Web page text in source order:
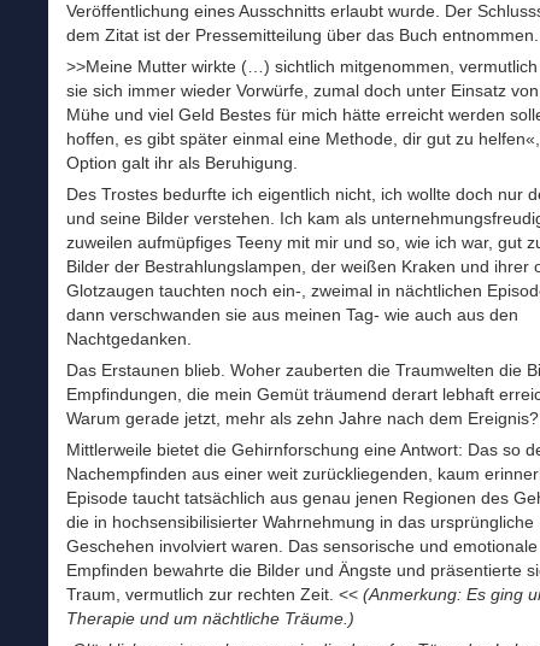
Veröffentlichung eines Ausschnitts erlaubt wurde. Der
dem Zitat ist der Pressemitteilung über das Buch entnommen.
>>Meine Mutter wirkte (…) sichtlich mitgenommen,
sie sich immer wieder Vorwürfe, zumal doch unter Einsatz
Mühe und viel Geld Bestes für mich hätte erreicht werden
hoffen, es gibt später einmal eine Methode, dir gut zu
Option galt ihr als Beruhigung.
Des Trostes bedurfte ich eigentlich nicht, ich wollte doch nur
und seine Bilder verstehen. Ich kam als
zuweilen aufmüpfiges Teeny mit mir und so, wie ich war, gut
Bilder der Bestrahlungslampen, der weißen Kraken und ihrer
Glotzaugen tauchten noch ein-, zweimal in nächtlichen
dann verschwanden sie aus meinen Tag- wie auch aus den
Nachtgedanken.
Das Erstaunen blieb. Woher zauberten die Traumwelten die
Empfindungen, die mein Gemüt träumend derart lebhaft
Warum gerade jetzt, mehr als zehn Jahre nach dem Ereignis?
Mittlerweile bietet die Gehirnforschung eine Antwort: Das so
Nachempfinden aus einer weit zurückliegenden, kaum
Episode taucht tatsächlich aus genau jenen Regionen des
die in hochsensibilisierter Wahrnehmung in das ursprüngliche
Geschehen involviert waren. Das sensorische und emotionale
Empfinden bewahrte die Bilder und Ängste und präsentierte
Traum, vermutlich zur rechten Zeit. << (Anmerkung: Es ging
Therapie und um nächtliche Träume.)